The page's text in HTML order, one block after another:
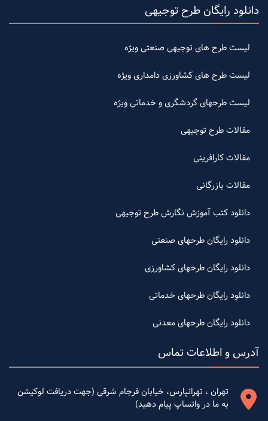
دانلود رایگان طرح توجیهی
لیست طرح های توجیهی صنعتی ویژه
لیست طرح های کشاورزی دامداری ویژه
لیست طرحهای گردشگری و خدماتی ویژه
مقالات طرح توجیهی
مقالات کارافرینی
مقالات بازرگانی
دانلود کتب آموزش نگارش طرح توجیهی
دانلود رایگان طرحهای صنعتی
دانلود رایگان طرحهای کشاورزی
دانلود رایگان طرحهای خدماتی
دانلود رایگان طرحهای معدنی
آدرس و اطلاعات تماس
تهران ، تهرانپارس، خیابان فرجام شرقی (جهت دریافت لوکیشن
به ما در واتساپ پیام دهید)